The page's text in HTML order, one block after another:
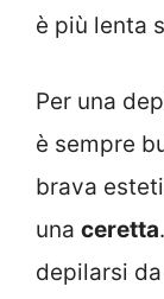
è più lenta
Per una
è sempre
brava
una ceretta
depilarsi